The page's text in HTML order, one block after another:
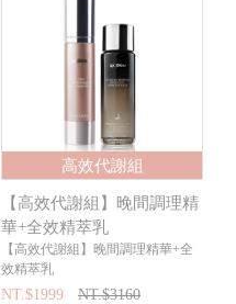
高效代謝組
【高效代謝組】晚間調理精
華+全效精萃乳
【高效代謝組】晚間調理精華+全
效精萃乳
NT.$1999 NT.$3160